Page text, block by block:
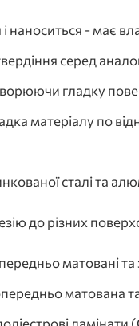
наноситься - має
серед
гладку
матеріалу по
сталі та
до різних
матовані та
матована